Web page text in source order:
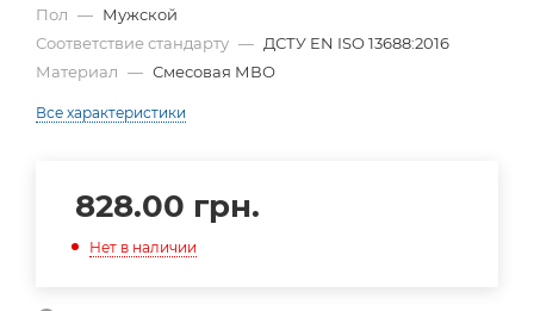
Пол — Мужской
Соответствие стандарту — ДСТУ EN ISO 13688:2016
Материал — Смесовая МВО
Все характеристики
828.00 грн.
Нет в наличии